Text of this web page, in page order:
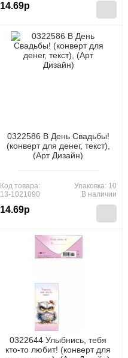
14.69р
0322586 В День Свадьбы!
(конверт для денег, текст),
(Арт Дизайн)
Код товара:
13-1021090
14.69р
Упаковка: 10
В наличии
0322644 Улыбнись, тебя
кто-то любит! (конверт для